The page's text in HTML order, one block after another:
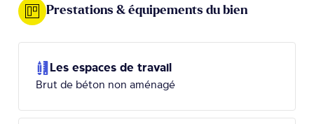
Prestations & équipements du bien
Les espaces de travail
Brut de béton non aménagé